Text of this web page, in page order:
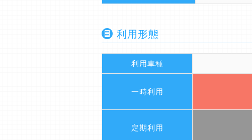
利用形態
利用車種
一時利用
定期利用